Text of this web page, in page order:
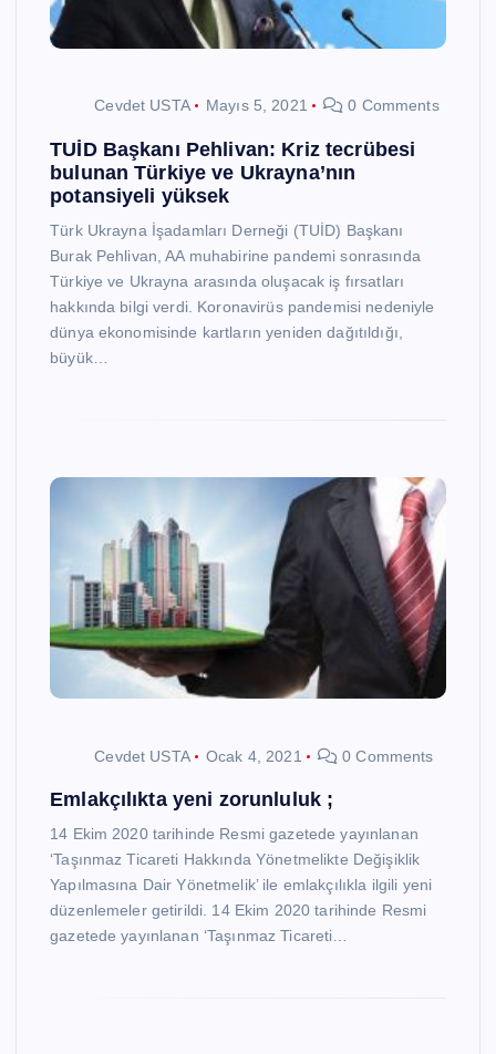
Cevdet USTA Mayıs 5, 2021 0 Comments
TUİD Başkanı Pehlivan: Kriz tecrübesi
bulunan Türkiye ve Ukrayna’nın
potansiyeli yüksek
Türk Ukrayna İşadamları Derneği (TUİD) Başkanı
Burak Pehlivan, AA muhabirine pandemi sonrasında
Türkiye ve Ukrayna arasında oluşacak iş fırsatları
hakkında bilgi verdi. Koronavirüs pandemisi nedeniyle
dünya ekonomisinde kartların yeniden dağıtıldığı,
büyük…
Cevdet USTA Ocak 4, 2021 0 Comments
Emlakçılıkta yeni zorunluluk ;
14 Ekim 2020 tarihinde Resmi gazetede yayınlanan
‘Taşınmaz Ticareti Hakkında Yönetmelikte Değişiklik
Yapılmasına Dair Yönetmelik’ ile emlakçılıkla ilgili yeni
düzenlemeler getirildi. 14 Ekim 2020 tarihinde Resmi
gazetede yayınlanan ‘Taşınmaz Ticareti…